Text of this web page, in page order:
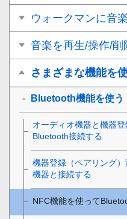
ウォークマンに音
音楽を再生/操作/削
さまざまな機能を
Bluetooth機能を使う
オーディオ機器と機器
Bluetooth接続する
機器登録（ペアリング
機器と接続する
NFC機能を使って